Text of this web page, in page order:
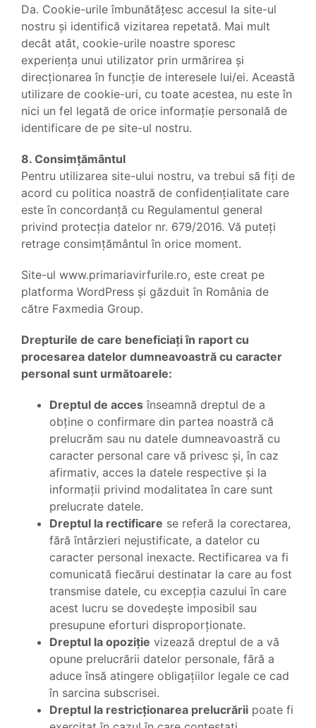
Da. Cookie-urile îmbunătățesc accesul la site-ul
nostru și identifică vizitarea repetată. Mai mult
decât atât, cookie-urile noastre sporesc
experiența unui utilizator prin urmărirea și
direcționarea în funcție de interesele lui/ei. Această
utilizare de cookie-uri, cu toate acestea, nu este în
nici un fel legată de orice informație personală de
identificare de pe site-ul nostru.
8. Consimțământul
Pentru utilizarea site-ului nostru, va trebui să fiți de
acord cu politica noastră de confidențialitate care
este în concordanță cu Regulamentul general
privind protecția datelor nr. 679/2016. Vă puteți
retrage consimțământul în orice moment.
Site-ul www.primariavirfurile.ro, este creat pe
platforma WordPress și găzduit în România de
către Faxmedia Group.
Drepturile de care beneficiați în raport cu
procesarea datelor dumneavoastră cu caracter
personal sunt următoarele:
Dreptul de acces înseamnă dreptul de a
obține o confirmare din partea noastră că
prelucrăm sau nu datele dumneavoastră cu
caracter personal care vă privesc și, în caz
afirmativ, acces la datele respective și la
informații privind modalitatea în care sunt
prelucrate datele.
Dreptul la rectificare se referă la corectarea,
fără întârzieri nejustificate, a datelor cu
caracter personal inexacte. Rectificarea va fi
comunicată fiecărui destinatar la care au fost
transmise datele, cu excepția cazului în care
acest lucru se dovedește imposibil sau
presupune eforturi disproporționate.
Dreptul la opoziție vizează dreptul de a vă
opune prelucrării datelor personale, fără a
aduce însă atingere obligațiilor legale ce cad
în sarcina subscrisei.
Dreptul la restricționarea prelucrării poate fi